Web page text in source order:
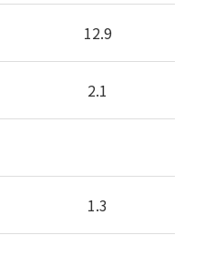
12.9
2.1
1.3